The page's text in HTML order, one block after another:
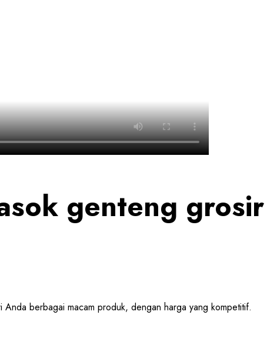
genteng grosir
berbagai macam produk, dengan harga yang kompetitif.